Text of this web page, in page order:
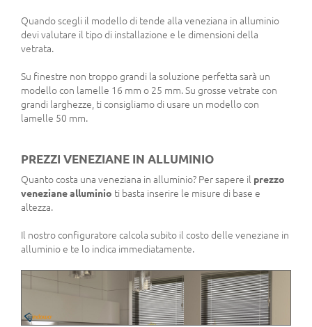
Quando scegli il modello di tende alla veneziana in alluminio
devi valutare il tipo di installazione e le dimensioni della
vetrata.
Su finestre non troppo grandi la soluzione perfetta sarà un
modello con lamelle 16 mm o 25 mm. Su grosse vetrate con
grandi larghezze, ti consigliamo di usare un modello con
lamelle 50 mm.
PREZZI VENEZIANE IN ALLUMINIO
Quanto costa una veneziana in alluminio? Per sapere il prezzo
veneziane alluminio ti basta inserire le misure di base e
altezza.
Il nostro configuratore calcola subito il costo delle veneziane in
alluminio e te lo indica immediatamente.